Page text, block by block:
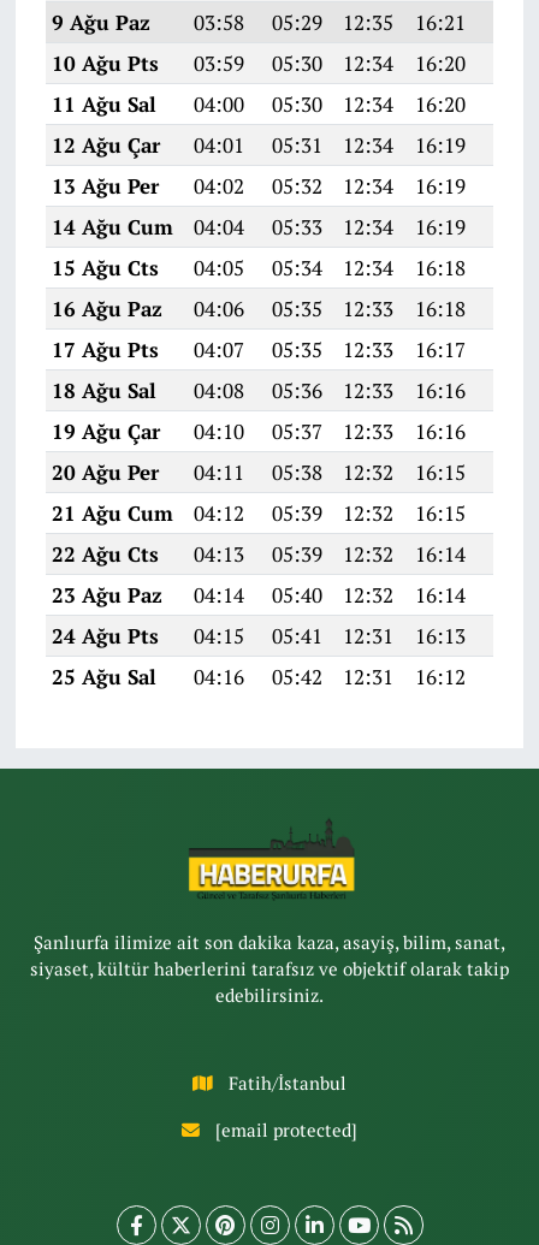
9 Ağu Paz 03:58 05:29 12:35 16:21
10 Ağu Pts
03:59 05:30 12:34 16:20
11 Ağu Sal
04:00 05:30 12:34 16:20
12 Ağu Çar
04:01 05:31 12:34 16:19
13 Ağu Per
04:02 05:32 12:34 16:19
14 Ağu Cum
04:04 05:33 12:34 16:19
15 Ağu Cts
04:05 05:34 12:34 16:18
16 Ağu Paz
04:06 05:35 12:33 16:18
17 Ağu Pts
04:07 05:35 12:33 16:17
18 Ağu Sal
04:08 05:36 12:33 16:16
19 Ağu Çar
04:10 05:37 12:33 16:16
20 Ağu Per
04:11 05:38 12:32 16:15
21 Ağu Cum
04:12 05:39 12:32 16:15
22 Ağu Cts
04:13 05:39 12:32 16:14
23 Ağu Paz
04:14 05:40 12:32 16:14
24 Ağu Pts
04:15 05:41 12:31 16:13
25 Ağu Sal
04:16 05:42 12:31 16:12
Şanlıurfa ilimize ait son dakika kaza, asayiş, bilim, sanat,
siyaset, kültür haberlerini tarafsız ve objektif olarak takip
edebilirsiniz.
Fatih/İstanbul
[email protected]